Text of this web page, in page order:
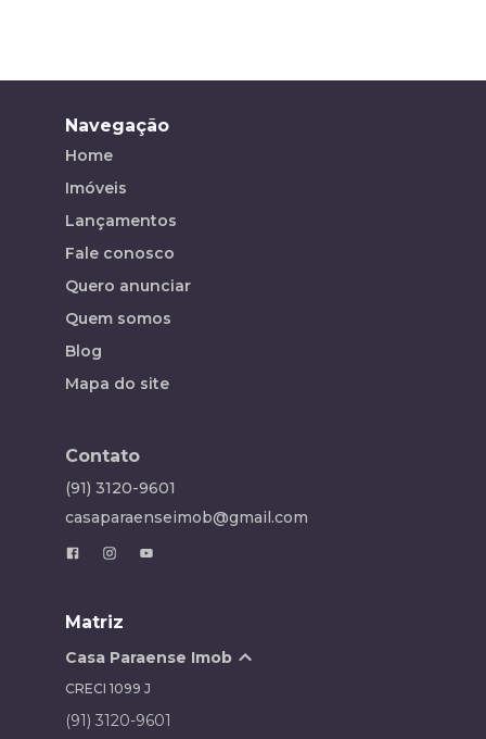
Navegação
Home
Imóveis
Lançamentos
Fale conosco
Quero anunciar
Quem somos
Blog
Mapa do site
Contato
(91) 3120-9601
casaparaenseimob@gmail.com
Matriz
Casa Paraense Imob
CRECI 1099 J
(91) 3120-9601